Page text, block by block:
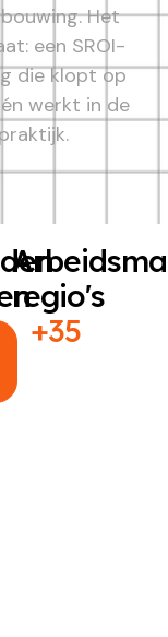
Het
een SROI-
die klopt op
werkt in de
praktijk.
regio's
+35